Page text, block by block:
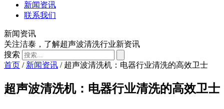
新闻资讯
联系我们
新闻资讯
关注洁泰，了解超声波清洗行业新资讯
搜索
首页 / 新闻资讯 / 超声波清洗机：电器行业清洗的高效卫士
超声波清洗机：电器行业清洗的高效卫士